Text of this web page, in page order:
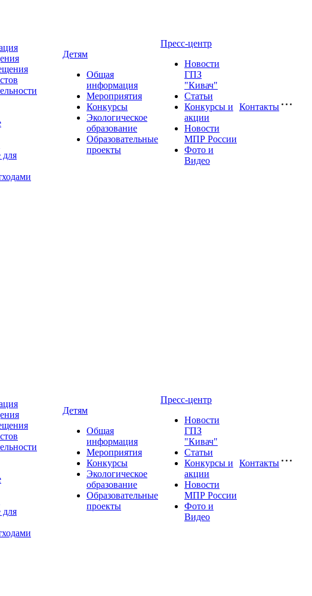
для
Детям
Общая
информация
Мероприятия
Конкурсы
Экологическое
образование
Образовательные
проекты
Пресс-центр
Новости
ГПЗ
"Кивач"
Статьи
Конкурсы и
акции
Новости
МПР России
Фото и
Видео
Контакты
для
Детям
Общая
информация
Мероприятия
Конкурсы
Экологическое
образование
Образовательные
проекты
Пресс-центр
Новости
ГПЗ
"Кивач"
Статьи
Конкурсы и
акции
Новости
МПР России
Фото и
Видео
Контакты